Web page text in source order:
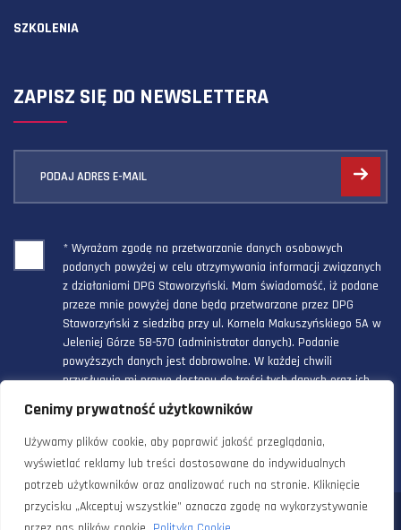
Cenimy prywatność użytkowników
Używamy plików cookie, aby poprawić jakość przeglądania,
wyświetlać reklamy lub treści dostosowane do indywidualnych
potrzeb użytkowników oraz analizować ruch na stronie. Kliknięcie
przycisku „Akceptuj wszystkie” oznacza zgodę na wykorzystywanie
SZKOLENIA
ZAPISZ SIĘ DO NEWSLETTERA
PODAJ ADRES E-MAIL
* Wyrażam zgodę na przetwarzanie danych osobowych
podanych powyżej w celu otrzymywania informacji związanych
z działaniami DPG Staworzyński. Mam świadomość, iż podane
przeze mnie powyżej dane będą przetwarzane przez DPG
Staworzyński z siedzibą przy ul. Kornela Makuszyńskiego 5A w
Jeleniej Górze 58-570 (administrator danych). Podanie
powyższych danych jest dobrowolne. W każdej chwili
przysługuje mi prawo dostępu do treści tych danych oraz ich
poprawienia, a powyższa zgoda może być odwołana w każdym
czasie.
© 2024 Doradztwo Przemysłowo Gospodarcze Staworzyński. Wszelkie